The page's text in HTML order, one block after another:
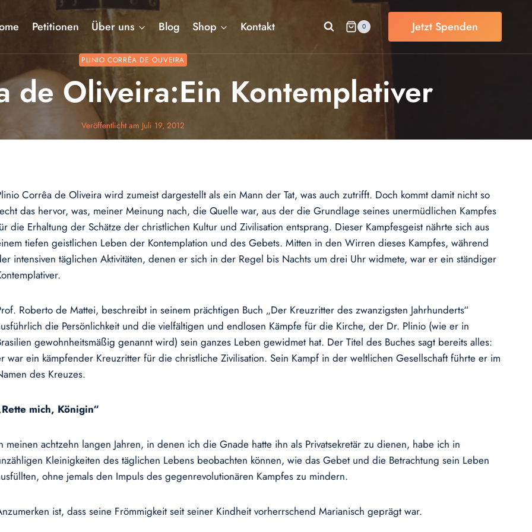
Petitionen Über uns Blog Shop Kontakt 0 Jetzt Spenden
PLINIO CORRÊA DE OLIVEIRA
de Oliveira:Ein Kontemplativer
Veröffentlicht am Juli 19, 2012
Corrêa de Oliveira wird zumeist dargestellt als ein Mann der Tat, was auch zutrifft. Doch kommt damit nicht so
das hervor, was, meiner Meinung nach, die Quelle war, aus der die Grundlage seines unermüdlichen Kampfes
die Erhaltung der Schätze der christlichen Kultur und Zivilisation entsprang. Dieser Kampfesgeist nährte sich aus
tiefen geistlichen Leben der Kontemplation und des Gebets. Mitten in den Wirren dieses Kampfes, während
intensiven täglichen Aktivitäten, denen er sich in der Regel bis Nachts um drei Uhr widmete, war er ein ständiger
Roberto de Mattei, beschreibt in seinem prächtigen Buch „Der Kreuzritter des zwanzigsten Jahrhunderts“
die Persönlichkeit und die vielfältigen und endlosen Kämpfe für die Kirche, der Dr. Plinio (wie er in
gewohnheitsmäßig genannt wird) sein ganzes Leben gewidmet hat. Der Titel des Buches sagt bereits alles:
war ein kämpfender Kreuzritter für die christliche Zivilisation. Sein Kampf in der weltlichen Gesellschaft führte er im
des Kreuzes.
mich, Königin“
meinen achtzehn langen Jahren, in denen ich die Gnade hatte ihn als Privatsekretär zu dienen, habe ich in
Kleinigkeiten des täglichen Lebens beobachten können, wie das Gebet und die Betrachtung sein Leben
ohne jemals den Impuls des gegenrevolutionären Kampfes zu mindern.
ist, dass seine Frömmigkeit seit seiner Kindheit vorherrschend Marianisch geprägt war.